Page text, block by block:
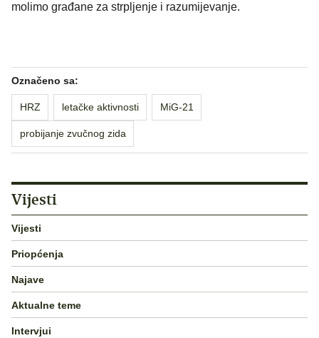
molimo građane za strpljenje i razumijevanje.
Označeno sa:
HRZ letačke aktivnosti MiG-21
probijanje zvučnog zida
Vijesti
Vijesti
Priopćenja
Najave
Aktualne teme
Intervjui